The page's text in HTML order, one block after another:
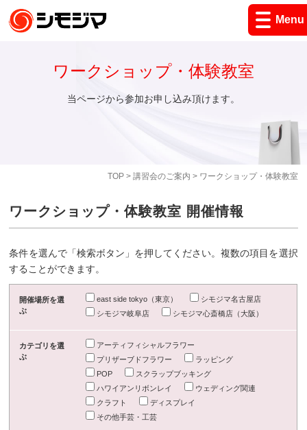
Menu
TOP> 講習会のご案内 > ワークショップ・体験教室
ワークショップ・体験教室
当ページから参加お申し込み頂けます。
ワークショップ・体験教室 開催情報
条件を選んで「検索ボタン」を押してください。複数の項目を選択
することができます。
開催場所を選
ぶ
east side tokyo（東京）
シモジマ名古屋店
シモジマ岐阜店
シモジマ心斎橋店（大阪）
カテゴリを選
ぶ
アーティフィシャルフラワー
プリザーブドフラワー
ラッピング
POP
スクラップブッキング
ハワイアンリボンレイ
ウェディング関連
クラフト
ディスプレイ
その他手芸・工芸